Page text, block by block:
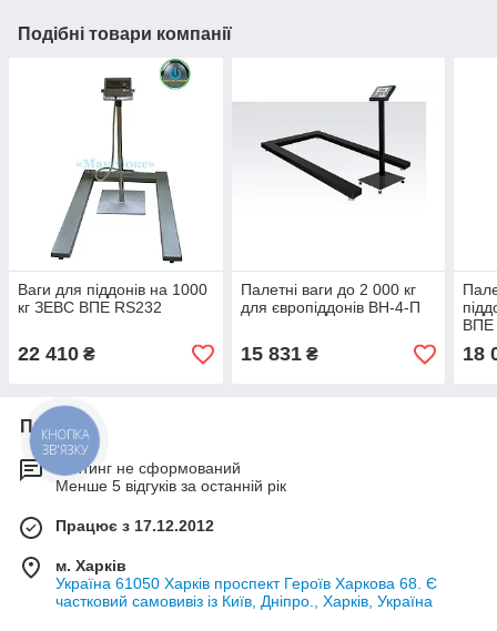
Подібні товари компанії
Ваги для піддонів на 1000
кг ЗЕВС ВПЕ RS232
22 410 ₴
Палетні ваги до 2 000 кг
для європіддонів ВН-4-П
15 831₴
ВПЕ
18
Про нас
Рейтинг не сформований
Менше 5 відгуків за останній рік
Працює з 17.12.2012
м. Харків
Україна 61050 Харків проспект Героїв Харкова 68. Є
частковий самовивіз із Київ, Дніпро., Харків, Україна
КНОПКА
ЗВ'ЯЗКУ